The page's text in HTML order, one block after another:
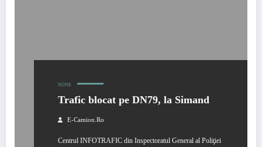
NONE
Trafic blocat pe DN79, la Simand
E-Camion.ro
Centrul INFOTRAFIC din Inspectoratul General al Poliţiei